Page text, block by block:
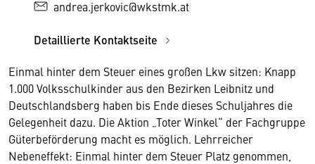
andrea.jerkovic@wkstmk.at
Detaillierte Kontaktseite
Einmal hinter dem Steuer eines großen Lkw sitzen: Knapp
1.000 Volksschulkinder aus den Bezirken Leibnitz und
Deutschlandsberg haben bis Ende dieses Schuljahres die
Gelegenheit dazu. Die Aktion „Toter Winkel“ der Fachgruppe
Güterbeförderung macht es möglich. Lehrreicher
Nebeneffekt: Einmal hinter dem Steuer Platz genommen,